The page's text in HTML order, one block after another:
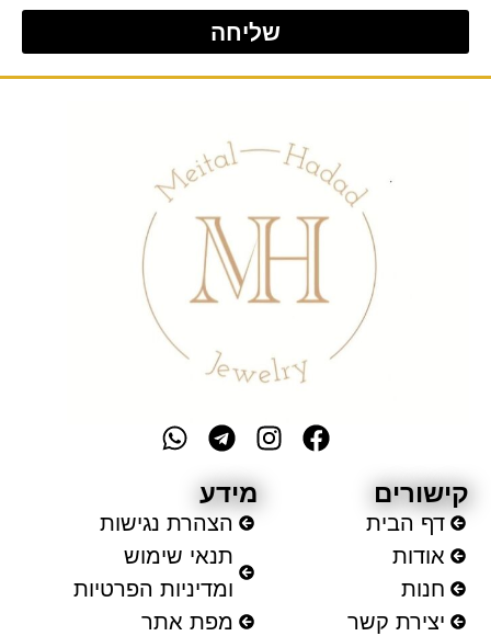
שליחה
הבית
קשר
מידע
הצהרת נגישות
תנאי שימוש
ומדיניות הפרטיות
מפת אתר